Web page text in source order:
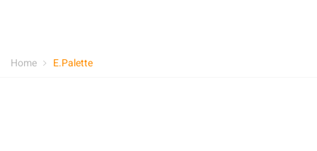
Home E.Palette